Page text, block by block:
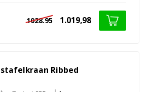
1028.95 1.019,98
Ribbed